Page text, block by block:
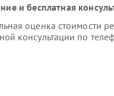
и бесплатная
оценка стоимости
консультации по